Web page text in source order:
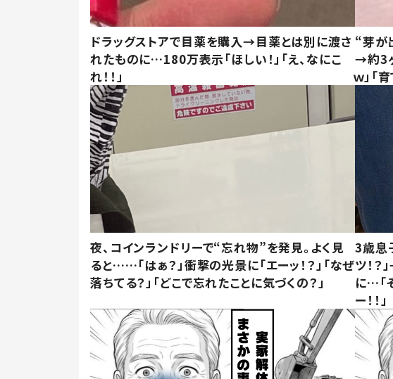
ドラッグストアで目薬を購入→目薬とは別に渡さ
れたものに…180万表示「ほしい！」「え、なにこ
れ！！」
“芽が
→約3
ｗ」「
夜、コインランドリーで“忘れ物”を発見。よく見
ると……「はぁ？」衝撃の光景に「エーッ！？」「なぜ
落ちてる？」「どこで忘れたことに気づくの？」
3歳息
ツ！
に…「
ー！！」